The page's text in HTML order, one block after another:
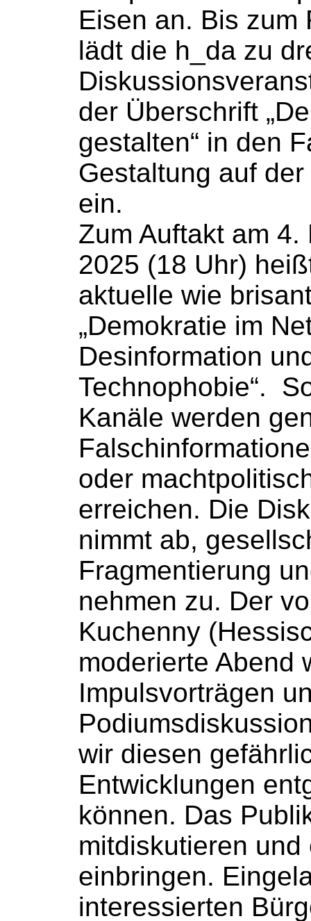
Eisen an. Bis zum
lädt die h_da zu
der Überschrift
gestalten“ in den
Gestaltung auf
ein.
Zum Auftakt am 4.
2025 (18 Uhr)
aktuelle wie
„Demokratie im
Desinformation
Technophobie“.
Kanäle werden
oder
erreichen. Die
nimmt ab,
Fragmentierung
nehmen zu. Der
Kuchenny
moderierte Abend
Impulsvorträgen
wir diesen
Entwicklungen
können. Das
mitdiskutieren
einbringen.
interessierten